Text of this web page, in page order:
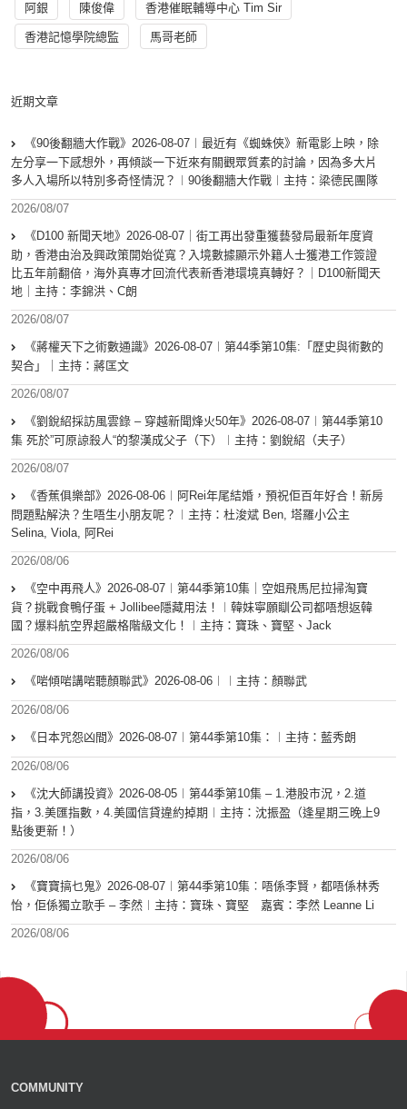
阿銀 陳俊偉 香港催眠輔導中心 Tim Sir
香港記憶學院總監 馬哥老師
近期文章
《90後翻牆大作戰》2026-08-07︱最近有《蜘蛛俠》新電影上映，除
左分享一下感想外，再傾談一下近來有關觀眾質素的討論，因為多大片
多人入場所以特別多奇怪情況？︱90後翻牆大作戰︱主持：梁德民團隊
2026/08/07
《D100 新聞天地》2026-08-07｜街工再出發重獲藝發局最新年度資
助，香港由治及興政策開始從寬？入境數據顯示外籍人士獲港工作簽證
比五年前翻倍，海外真專才回流代表新香港環境真轉好？｜D100新聞天
地｜主持：李錦洪、C朗
2026/08/07
《蔣權天下之術數通識》2026-08-07︱第44季第10集:「歴史與術數的
契合」｜主持：蔣匡文
2026/08/07
《劉銳紹採訪風雲錄 – 穿越新聞烽火50年》2026-08-07︱第44季第10
集 死於”可原諒殺人“的黎漢成父子（下）︱主持：劉銳紹（夫子）
2026/08/07
《香蕉俱樂部》2026-08-06︱阿Rei年尾結婚，預祝佢百年好合！新房
問題點解決？生唔生小朋友呢？︱主持：杜浚斌 Ben, 塔羅小公主
Selina, Viola, 阿Rei
2026/08/06
《空中再飛人》2026-08-07︱第44季第10集｜空姐飛馬尼拉掃淘寶
貨？挑戰食鴨仔蛋 + Jollibee隱藏用法！︱韓妹寧願瞓公司都唔想返韓
國？爆料航空界超嚴格階級文化！︱主持：寶珠、寶堅、Jack
2026/08/06
《啱傾啱講啱聽顏聯武》2026-08-06︱︱主持：顏聯武
2026/08/06
《日本咒怨凶間》2026-08-07︱第44季第10集：︱主持：藍秀朗
2026/08/06
《沈大師講投資》2026-08-05︱第44季第10集 – 1.港股市況，2.道
指，3.美匯指數，4.美國信貸違約掉期︱主持：沈振盈（逢星期三晚上9
點後更新！）
2026/08/06
《寶寶搞乜鬼》2026-08-07︱第44季第10集︰唔係李賢，都唔係林秀
怡，佢係獨立歌手 – 李然︱主持：寶珠、寶堅 嘉賓：李然 Leanne Li
2026/08/06
COMMUNITY